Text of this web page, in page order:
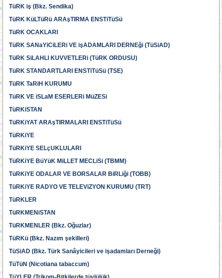
TüRK iş (Bkz. Sendika)
TüRK KüLTüRü ARAşTIRMA ENSTiTüSü
TüRK OCAKLARI
TüRK SANaYiCiLERi VE işADAMLARI DERNEği (TüSiAD)
TüRK SiLAHLI KUVVETLERi (TüRK ORDUSU)
TüRK STANDARTLARI ENSTiTüSü (TSE)
TüRK TaRiH KURUMU
TüRK VE iSLaM ESERLERi MüZESi
TüRKiSTAN
TüRKiYAT ARAşTIRMALARI ENSTiTüSü
TüRKiYE
TüRKiYE SELçUKLULARI
TüRKiYE BüYüK MiLLET MECLiSi (TBMM)
TüRKiYE ODALAR VE BORSALAR BiRLiği (TOBB)
TüRKiYE RADYO VE TELEViZYON KURUMU (TRT)
TüRKLER
TüRKMENiSTAN
TüRKMENLER (Bkz. Oğuzlar)
TüRKü (Bkz. Nazım şekilleri)
TüSiAD (Bkz. Türk Sanâyicileri ve işadamları Derneği)
TüTüN (Nicotiana tabaccum)